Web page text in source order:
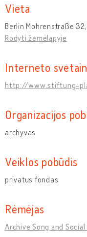
Vieta
Berlin Mohrenstraße 32,
Rodyti žemėlapyje
Interneto
http://www.stiftung-
Organizacijos
archyvas
Veiklos pobūdis
privatus fondas
Rėmėjas
Archive Song and